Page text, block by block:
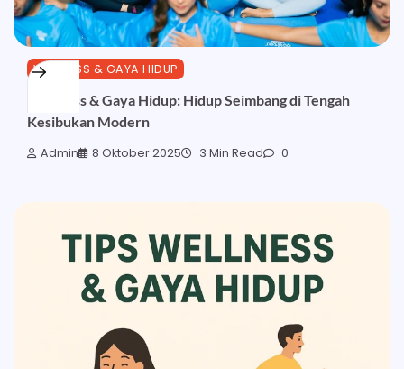
WELLNESS & GAYA HIDUP
Wellness & Gaya Hidup: Hidup Seimbang di Tengah
Kesibukan Modern
Admin 8 Oktober 2025 3 Min Read 0